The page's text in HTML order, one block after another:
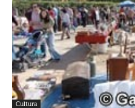
Cultura